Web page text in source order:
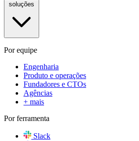
Por equipe
Engenharia
Produto e operações
Fundadores e CTOs
Agências
+ mais
Por ferramenta
Slack